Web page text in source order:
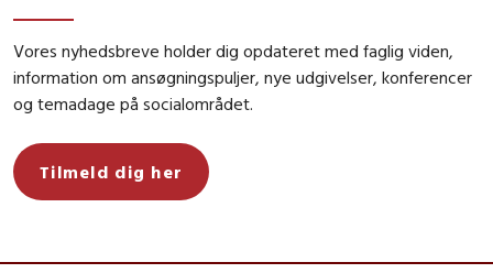
Vores nyhedsbreve holder dig opdateret med faglig viden,
information om ansøgningspuljer, nye udgivelser, konferencer
og temadage på socialområdet.
Tilmeld dig her